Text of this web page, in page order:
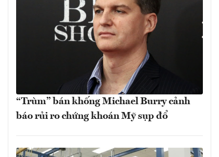
“Trùm” bán khống Michael Burry cảnh
báo rủi ro chứng khoán Mỹ sụp đổ